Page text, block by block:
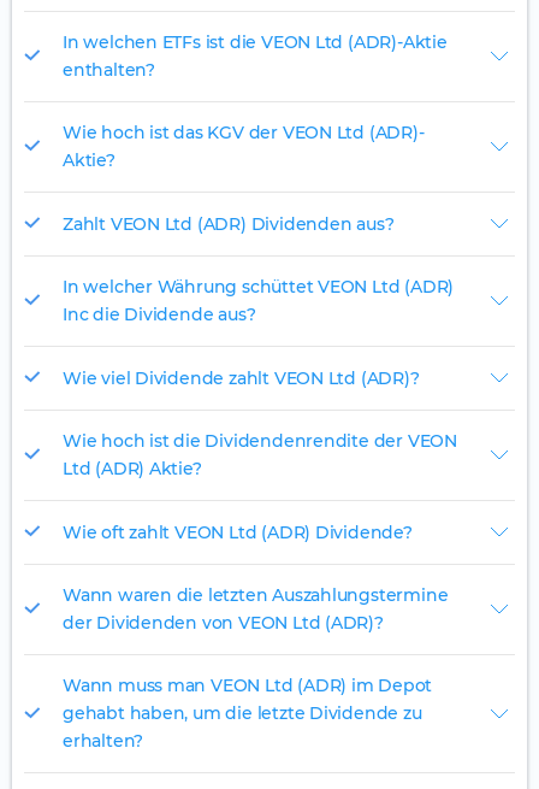
In welchen ETFs ist die VEON Ltd (ADR)-Aktie
enthalten?
Wie hoch ist das KGV der VEON Ltd (ADR)-
Aktie?
Zahlt VEON Ltd (ADR) Dividenden aus?
In welcher Währung schüttet VEON Ltd (ADR)
Inc die Dividende aus?
Wie viel Dividende zahlt VEON Ltd (ADR)?
Wie hoch ist die Dividendenrendite der VEON
Ltd (ADR) Aktie?
Wie oft zahlt VEON Ltd (ADR) Dividende?
Wann waren die letzten Auszahlungstermine
der Dividenden von VEON Ltd (ADR)?
Wann muss man VEON Ltd (ADR) im Depot
gehabt haben, um die letzte Dividende zu
erhalten?